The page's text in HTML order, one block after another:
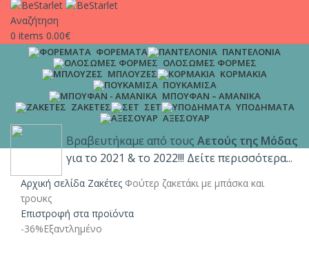
Αναζήτηση
0 items 0.00€
ΦΟΡΈΜΑΤΑ
ΠΑΝΤΕΛΌΝΙΑ
ΟΛΌΣΩΜΕΣ ΦΌΡΜΕΣ
ΜΠΛΟΎΖΕΣ
ΚΟΡΜΆΚΙΑ
ΠΟΥΚΆΜΙΣΑ
ΜΠΟΥΦΆΝ – ΑΜΆΝΙΚΑ
ΖΑΚΈΤΕΣ
ΣΕΤ
ΥΠΟΔΉΜΑΤΑ
ΑΞΕΣΟΥΆΡ
Βραβευτήκαμε από τους Αετούς της Μόδας
για το 2021 & το 2022!!! Δείτε περισσότερα...
Αρχική σελίδα Ζακέτες Φούτερ ζακετάκι με μπάσκα και
τρουκς
Επιστροφή στα προϊόντα
-36%Εξαντλημένο